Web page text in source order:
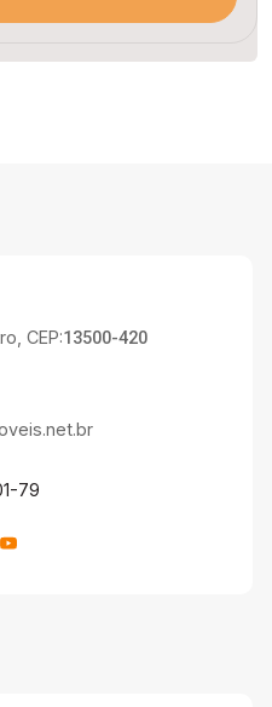
CEP:13500-420
79